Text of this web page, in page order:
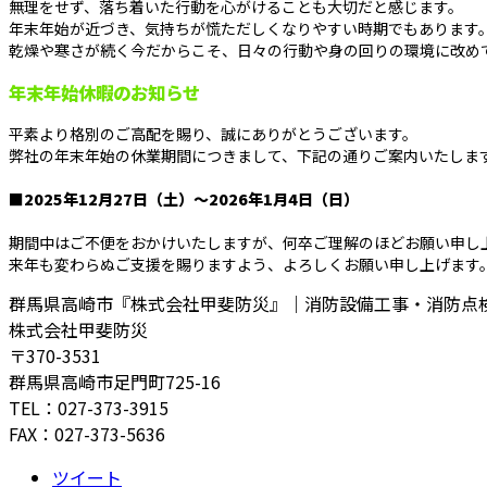
無理をせず、落ち着いた行動を心がけることも大切だと感じます。
年末年始が近づき、気持ちが慌ただしくなりやすい時期でもあります
乾燥や寒さが続く今だからこそ、日々の行動や身の回りの環境に改
年末年始休暇のお知らせ
平素より格別のご高配を賜り、誠にありがとうございます。
弊社の年末年始の休業期間につきまして、下記の通りご案内いたしま
■2025年12月27日（土）〜2026年1月4日（日）
期間中はご不便をおかけいたしますが、何卒ご理解のほどお願い申し
来年も変わらぬご支援を賜りますよう、よろしくお願い申し上げます
群馬県高崎市『株式会社甲斐防災』｜消防設備工事・消防点
株式会社甲斐防災
〒370-3531
群馬県高崎市足門町725-16
TEL：027-373-3915
FAX：027-373-5636
ツイート